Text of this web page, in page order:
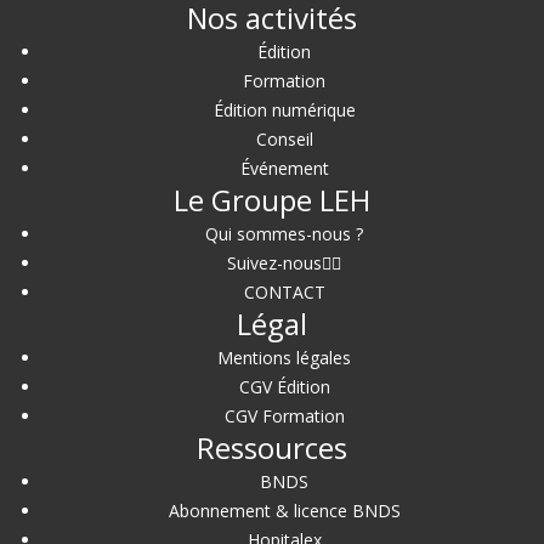
Nos activités
Édition
Formation
Édition numérique
Conseil
Événement
Le Groupe LEH
Qui sommes-nous ?
Suivez-nous
CONTACT
Légal
Mentions légales
CGV Édition
CGV Formation
Ressources
BNDS
Abonnement & licence BNDS